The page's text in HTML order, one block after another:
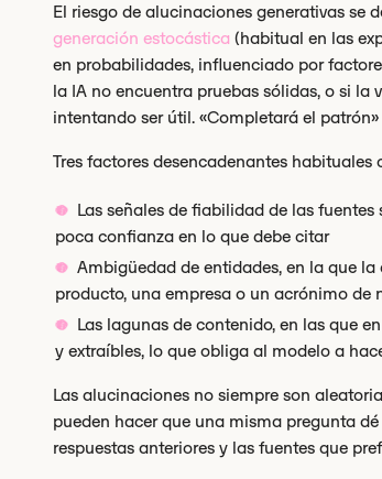
El riesgo de alucinaciones generativas se
generación estocástica (habitual en las
en probabilidades, influenciado por
la IA no encuentra pruebas sólidas, o si
intentando ser útil. «Completará el
Tres factores desencadenantes
Las señales de fiabilidad de las
poca confianza en lo que debe citar
Ambigüedad de entidades, en la que
producto, una empresa o un acrónimo
Las lagunas de contenido, en las que
y extraíbles, lo que obliga al modelo a
Las alucinaciones no siempre son
pueden hacer que una misma pregunta
respuestas anteriores y las fuentes que